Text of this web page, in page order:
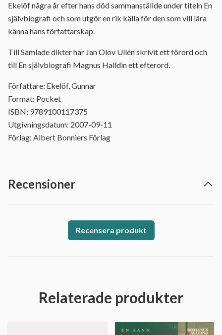
Ekelöf några år efter hans död sammanställde under titeln En
självbiografi och som utgör en rik källa för den som vill lära
känna hans författarskap.
Till Samlade dikter har Jan Olov Ullén skrivit ett förord och
till En självbiografi Magnus Halldin ett efterord.
Författare: Ekelöf, Gunnar
Format: Pocket
ISBN: 9789100117375
Utgivningsdatum: 2007-09-11
Förlag: Albert Bonniers Förlag
Recensioner
Recensera produkt
Relaterade produkter